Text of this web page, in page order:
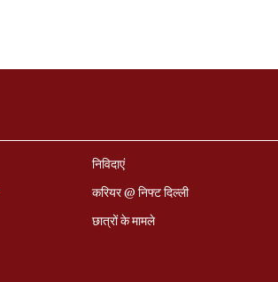
निविदाएं
करियर @ निफ्ट दिल्ली
छात्रों के मामले